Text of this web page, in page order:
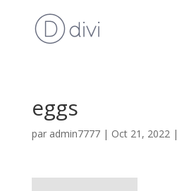
eggs
par admin7777| Oct 21, 2022|